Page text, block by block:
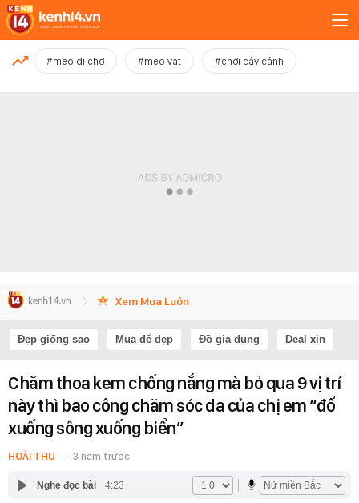
MỚI NHẤT
#mẹo đi chợ #mẹo vặt #chơi cây cảnh
Xem Mua Luôn
Đẹp giống sao Mua để đẹp Đồ gia dụng Deal xịn
Chăm thoa kem chống nắng mà bỏ qua 9 vị trí
này thì bao công chăm sóc da của chị em “đổ
xuống sông xuống biển”
HOÀI THU 3 năm trước
Nghe đọc bài 4:23